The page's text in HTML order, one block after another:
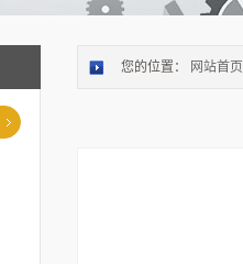
您的位置： 网站首页